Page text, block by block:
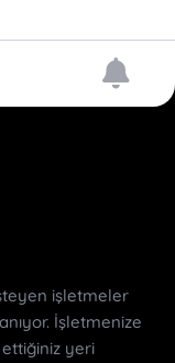
işletmeler
İşletmenize
yeri